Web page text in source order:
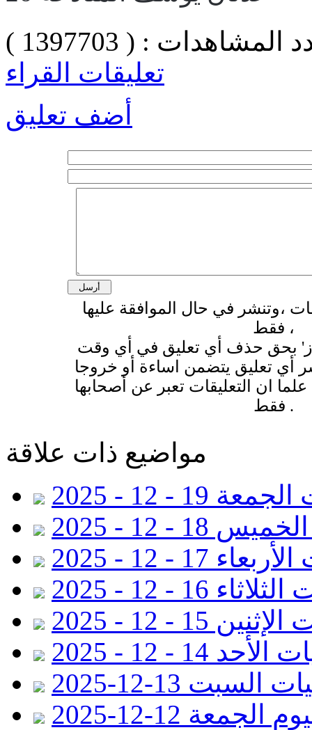
المشاهدات : ( 1397703 )
تعليقات القراء
أضف تعليق
،وتنشر في حال الموافقة عليها
فقط ،
بحق حذف أي تعليق في أي وقت
أي تعليق يتضمن اساءة أو خروجا
ان التعليقات تعبر عن أصحابها
فقط .
مواضيع ذات علاقة
19 - 12 - 2025
- 12 - 2025
17 - 12 - 2025
16 - 12 - 2025
15 - 12 - 2025
14 - 12 - 2025
السبت 13-12-2025
12-12-2025